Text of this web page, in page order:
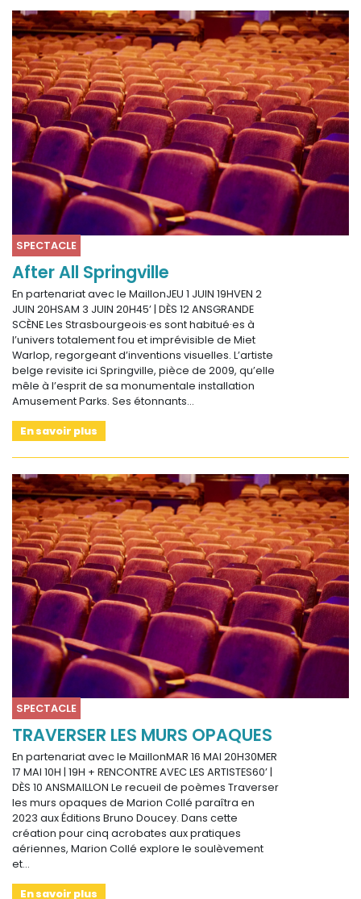
SPECTACLE
After All Springville
En partenariat avec le MaillonJEU 1 JUIN 19HVEN 2
JUIN 20HSAM 3 JUIN 20H45’ | DÈS 12 ANSGRANDE
SCÈNE Les Strasbourgeois·es sont habitué·es à
l’univers totalement fou et imprévisible de Miet
Warlop, regorgeant d’inventions visuelles. L’artiste
belge revisite ici Springville, pièce de 2009, qu’elle
mêle à l’esprit de sa monumentale installation
Amusement Parks. Ses étonnants…
En savoir plus
SPECTACLE
TRAVERSER LES MURS OPAQUES
En partenariat avec le MaillonMAR 16 MAI 20H30MER
17 MAI 10H | 19H + RENCONTRE AVEC LES ARTISTES60’ |
DÈS 10 ANSMAILLON Le recueil de poèmes Traverser
les murs opaques de Marion Collé paraîtra en
2023 aux Éditions Bruno Doucey. Dans cette
création pour cinq acrobates aux pratiques
aériennes, Marion Collé explore le soulèvement
et…
En savoir plus